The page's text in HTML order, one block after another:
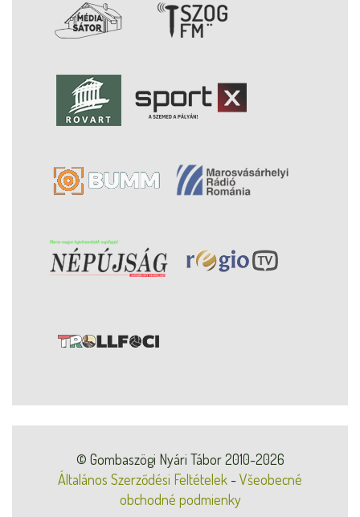
© Gombaszögi Nyári Tábor 2010-2026
Általános Szerződési Feltételek -Všeobecné
obchodné podmienky